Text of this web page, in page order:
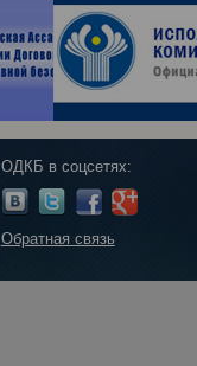
ОДКБ в соцсетях:
Обратная связь